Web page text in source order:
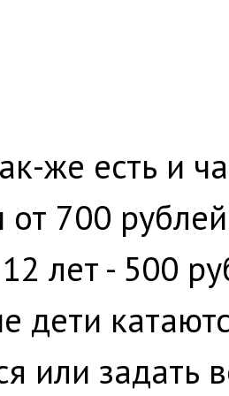
же есть и
700
лет - 500
дети
или